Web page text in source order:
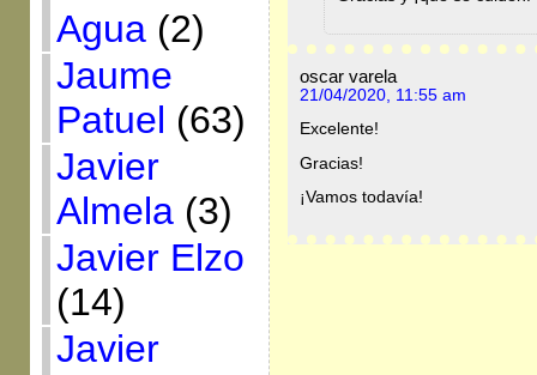
Agua(2)
Jaume
Patuel (63)
Javier
Almela(3)
Javier Elzo
(14)
Javier
oscar varela
21/04/2020, 11:55 am
Excelente!
Gracias!
¡Vamos todavía!